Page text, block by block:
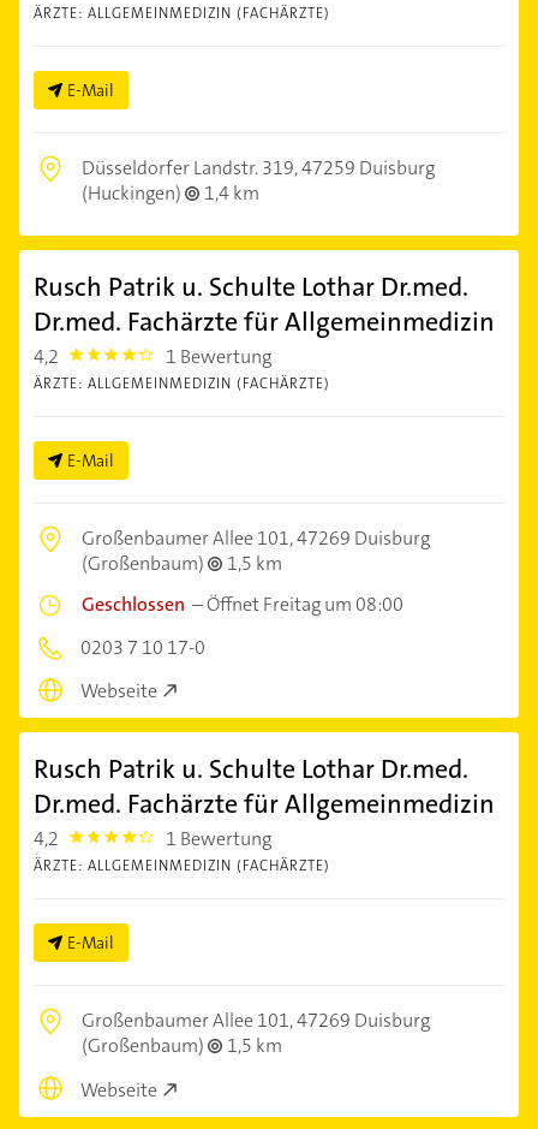
ÄRZTE: ALLGEMEINMEDIZIN (FACHÄRZTE)
E-Mail
Düsseldorfer Landstr. 319,47259 Duisburg
(Huckingen)
1,4 km
Rusch Patrik u. Schulte Lothar Dr.med.
Dr.med. Fachärzte für Allgemeinmedizin
4,2 4.2000003 1 Bewertung
ÄRZTE: ALLGEMEINMEDIZIN (FACHÄRZTE)
E-Mail
Großenbaumer Allee 101,47269 Duisburg
(Großenbaum)
1,5 km
Geschlossen –Öffnet Freitag um 08:00
0203 7 10 17-0
Webseite
Rusch Patrik u. Schulte Lothar Dr.med.
Dr.med. Fachärzte für Allgemeinmedizin
4,2 4.2000003 1 Bewertung
ÄRZTE: ALLGEMEINMEDIZIN (FACHÄRZTE)
E-Mail
Großenbaumer Allee 101,47269 Duisburg
(Großenbaum)
1,5 km
Webseite